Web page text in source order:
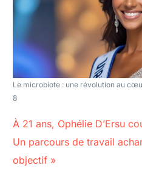
Le microbiote : une révolution au
8
À 21 ans, Ophélie D’Ersu
Un parcours de travail
objectif »